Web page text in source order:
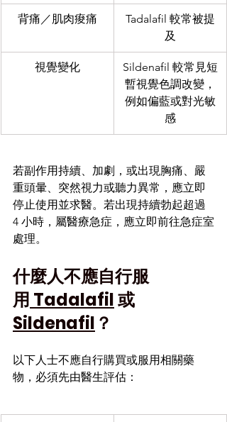
背痛／肌肉痠痛
Tadalafil 較常被提
及
視覺變化
Sildenafil 較常見短
暫視覺色調改變，
例如偏藍或對光敏
感
若副作用持續、加劇，或出現胸痛、嚴
重頭暈、突然視力或聽力異常，應立即
停止使用並求醫。若出現持續勃起超過
4 小時，屬醫療急症，應立即前往急症室
處理。
什麼人不應自行服
用 Tadalafil 或
Sildenafil ？
以下人士不應自行購買或服用相關藥
物，必須先由醫生評估：